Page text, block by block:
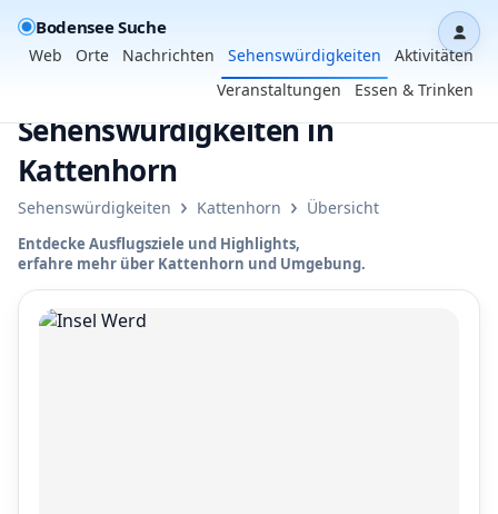
Bodensee Suche
Web Orte Nachrichten Sehenswürdigkeiten
Aktivitäten
Veranstaltungen
Essen & Trinken
Sehenswürdigkeiten in
Kattenhorn
Sehenswürdigkeiten › Kattenhorn › Übersicht
Entdecke Ausflugsziele und Highlights,
erfahre mehr über Kattenhorn und Umgebung.